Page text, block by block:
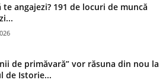
te angajezi? 191 de locuri de muncă
de primăvară” vor răsuna din nou la
de Istorie...